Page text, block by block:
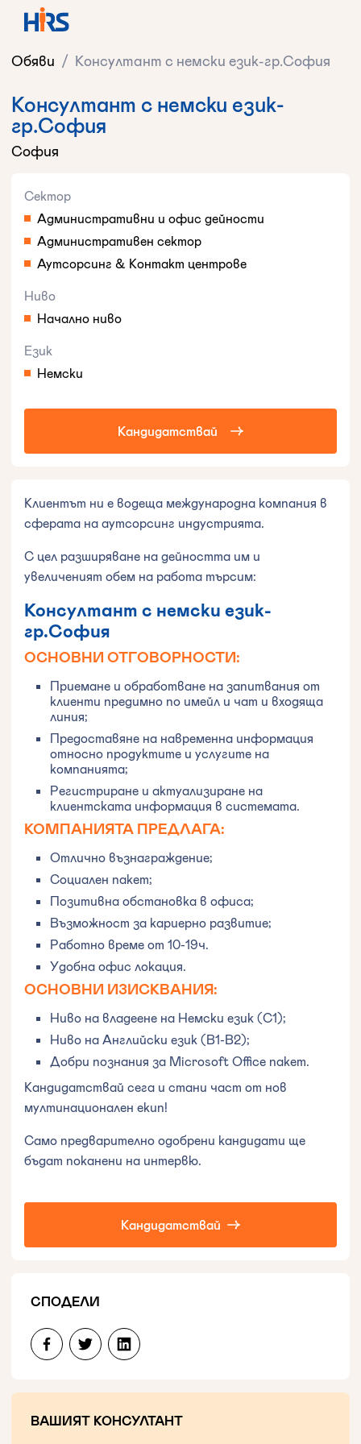
Обяви / Консултант с немски език-гр.София
Консултант с немски език-
гр.София
София
СПОДЕЛИ
ВАШИЯТ КОНСУЛТАНТ
Сектор
Административни и офис дейности
Административен сектор
Аутсорсинг & Контакт центрове
Ниво
Начално ниво
Език
Немски
Кандидатствай
Клиентът ни е водеща международна компания в
сферата на аутсорсинг индустрията.
С цел разширяване на дейността им и
увеличеният обем на работа търсим:
Консултант с немски език-
гр.София
ОСНОВНИ ОТГОВОРНОСТИ:
Приемане и обработване на запитвания от
клиенти предимно по имейл и чат и входяща
линия;
Предоставяне на навременна информация
относно продуктите и услугите на
компанията;
Регистриране и актуализиране на
клиентската информация в системата.
КОМПАНИЯТА ПРЕДЛАГА:
Отлично възнаграждение;
Социален пакет;
Позитивна обстановка в офиса;
Възможност за кариерно развитие;
Работно време от 10-19ч.
Удобна офис локация.
ОСНОВНИ ИЗИСКВАНИЯ:
Ниво на владеене на Немски език (C1);
Ниво на Английски език (В1-B2);
Добри познания за Microsoft Office пакет.
Кандидатствай сега и стани част от нов
мултинационален екип!
Само предварително одобрени кандидати ще
бъдат поканени на интервю.
Кандидатствай